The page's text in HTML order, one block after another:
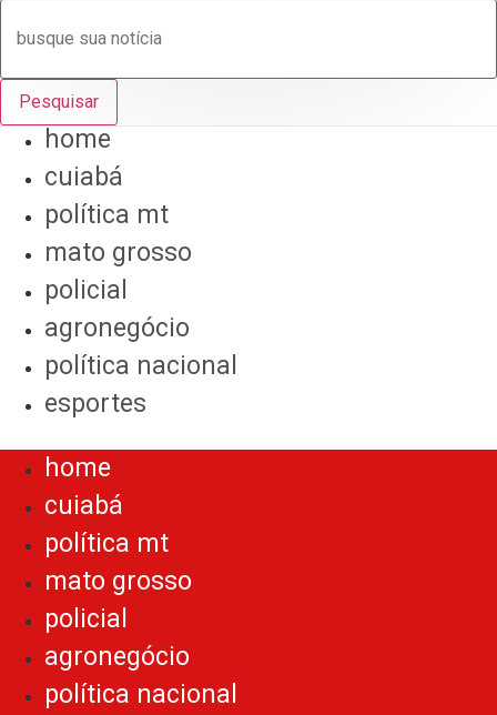
Pesquisar
home
cuiabá
política mt
mato grosso
policial
agronegócio
política nacional
esportes
home
cuiabá
política mt
mato grosso
policial
agronegócio
política nacional